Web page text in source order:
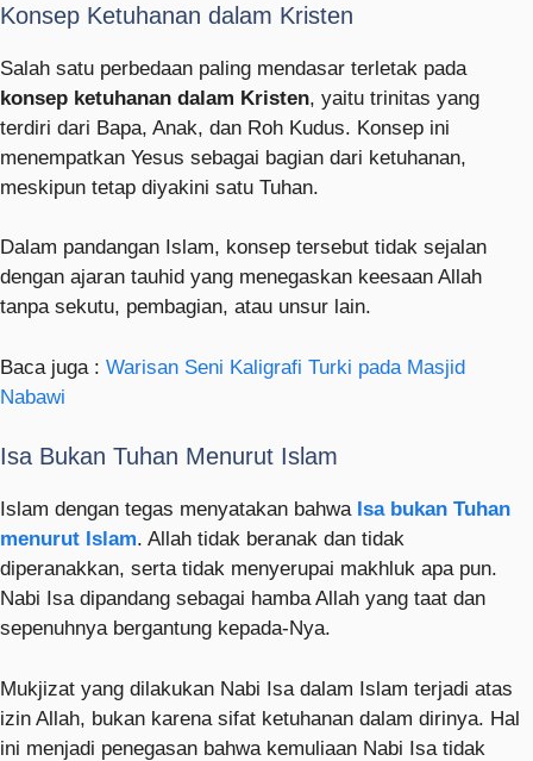
Konsep Ketuhanan dalam Kristen
Salah satu perbedaan paling mendasar terletak pada
konsep ketuhanan dalam Kristen, yaitu trinitas yang
terdiri dari Bapa, Anak, dan Roh Kudus. Konsep ini
menempatkan Yesus sebagai bagian dari ketuhanan,
meskipun tetap diyakini satu Tuhan.
Dalam pandangan Islam, konsep tersebut tidak sejalan
dengan ajaran tauhid yang menegaskan keesaan Allah
tanpa sekutu, pembagian, atau unsur lain.
Baca juga : Warisan Seni Kaligrafi Turki pada Masjid
Nabawi
Isa Bukan Tuhan Menurut Islam
Islam dengan tegas menyatakan bahwa Isa bukan Tuhan
menurut Islam. Allah tidak beranak dan tidak
diperanakkan, serta tidak menyerupai makhluk apa pun.
Nabi Isa dipandang sebagai hamba Allah yang taat dan
sepenuhnya bergantung kepada-Nya.
Mukjizat yang dilakukan Nabi Isa dalam Islam terjadi atas
izin Allah, bukan karena sifat ketuhanan dalam dirinya. Hal
ini menjadi penegasan bahwa kemuliaan Nabi Isa tidak